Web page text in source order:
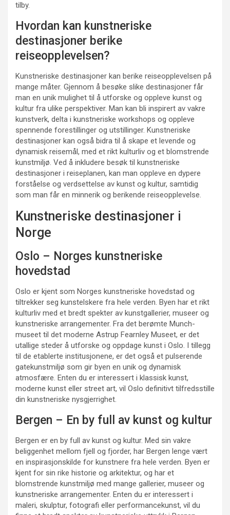
tilby.
Hvordan kan kunstneriske
destinasjoner berike
reiseopplevelsen?
Kunstneriske destinasjoner kan berike reiseopplevelsen på
mange måter. Gjennom å besøke slike destinasjoner får
man en unik mulighet til å utforske og oppleve kunst og
kultur fra ulike perspektiver. Man kan bli inspirert av vakre
kunstverk, delta i kunstneriske workshops og oppleve
spennende forestillinger og utstillinger. Kunstneriske
destinasjoner kan også bidra til å skape et levende og
dynamisk reisemål, med et rikt kulturliv og et blomstrende
kunstmiljø. Ved å inkludere besøk til kunstneriske
destinasjoner i reiseplanen, kan man oppleve en dypere
forståelse og verdsettelse av kunst og kultur, samtidig
som man får en minnerik og berikende reiseopplevelse.
Kunstneriske destinasjoner i
Norge
Oslo – Norges kunstneriske
hovedstad
Oslo er kjent som Norges kunstneriske hovedstad og
tiltrekker seg kunstelskere fra hele verden. Byen har et rikt
kulturliv med et bredt spekter av kunstgallerier, museer og
kunstneriske arrangementer. Fra det berømte Munch-
museet til det moderne Astrup Fearnley Museet, er det
utallige steder å utforske og oppdage kunst i Oslo. I tillegg
til de etablerte institusjonene, er det også et pulserende
gatekunstmiljø som gir byen en unik og dynamisk
atmosfære. Enten du er interessert i klassisk kunst,
moderne kunst eller street art, vil Oslo definitivt tilfredsstille
din kunstneriske nysgjerrighet.
Bergen – En by full av kunst og kultur
Bergen er en by full av kunst og kultur. Med sin vakre
beliggenhet mellom fjell og fjorder, har Bergen lenge vært
en inspirasjonskilde for kunstnere fra hele verden. Byen er
kjent for sin rike historie og arkitektur, og har et
blomstrende kunstmiljø med mange gallerier, museer og
kunstneriske arrangementer. Enten du er interessert i
maleri, skulptur, fotografi eller performancekunst, vil du